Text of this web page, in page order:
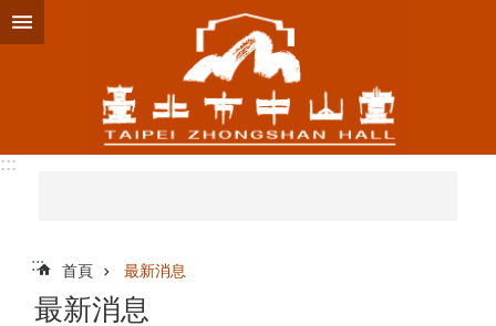
跳到主要內容區塊
:::
::: 首頁 最新消息
最新消息